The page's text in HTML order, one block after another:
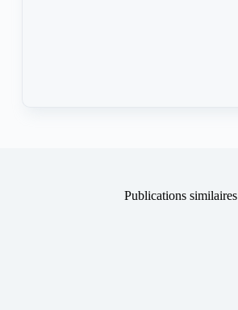
Publications similaires